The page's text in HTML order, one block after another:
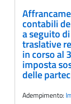
contabili
a seguito
traslative
in corso al
imposta
delle
Adempimento: